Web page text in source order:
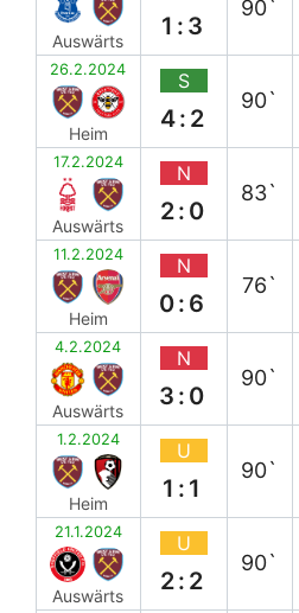
Auswärts
1:3
90`
26.2.2024
Heim
S
4:2
90`
17.2.2024
Auswärts
N
2:0
83`
11.2.2024
Heim
N
0:6
76`
4.2.2024
Auswärts
N
3:0
90`
1.2.2024
Heim
U
1:1
90`
21.1.2024
Auswärts
U
2:2
90`